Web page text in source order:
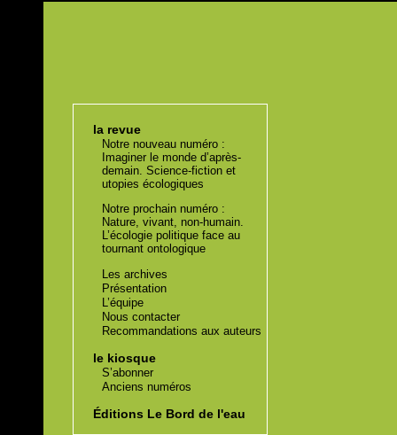
la revue
Notre nouveau numéro :
Imaginer le monde d’après-
demain. Science-fiction et
utopies écologiques
Notre prochain numéro :
Nature, vivant, non-humain.
L’écologie politique face au
tournant ontologique
Les archives
Présentation
L’équipe
Nous contacter
Recommandations aux auteurs
le kiosque
S’abonner
Anciens numéros
Éditions Le Bord de l'eau